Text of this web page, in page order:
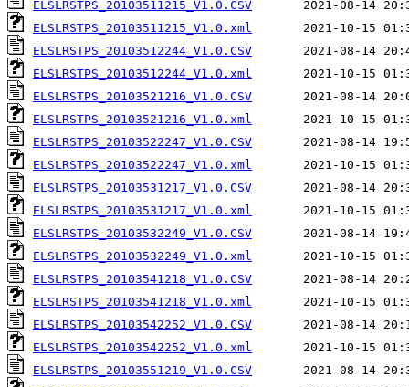
ELSLRSTPS_20103511215_V1.0.CSV
ELSLRSTPS_20103511215_V1.0.xml
ELSLRSTPS_20103512244_V1.0.CSV
ELSLRSTPS_20103512244_V1.0.xml
ELSLRSTPS_20103521216_V1.0.CSV
ELSLRSTPS_20103521216_V1.0.xml
ELSLRSTPS_20103522247_V1.0.CSV
ELSLRSTPS_20103522247_V1.0.xml
ELSLRSTPS_20103531217_V1.0.CSV
ELSLRSTPS_20103531217_V1.0.xml
ELSLRSTPS_20103532249_V1.0.CSV
ELSLRSTPS_20103532249_V1.0.xml
ELSLRSTPS_20103541218_V1.0.CSV
ELSLRSTPS_20103541218_V1.0.xml
ELSLRSTPS_20103542252_V1.0.CSV
ELSLRSTPS_20103542252_V1.0.xml
ELSLRSTPS_20103551219_V1.0.CSV